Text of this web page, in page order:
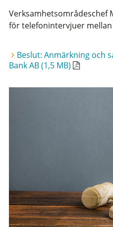
Verksamhetsområdeschef
för telefonintervjuer mellan
Beslut: Anmärkning och
Bank AB (1,5 MB)